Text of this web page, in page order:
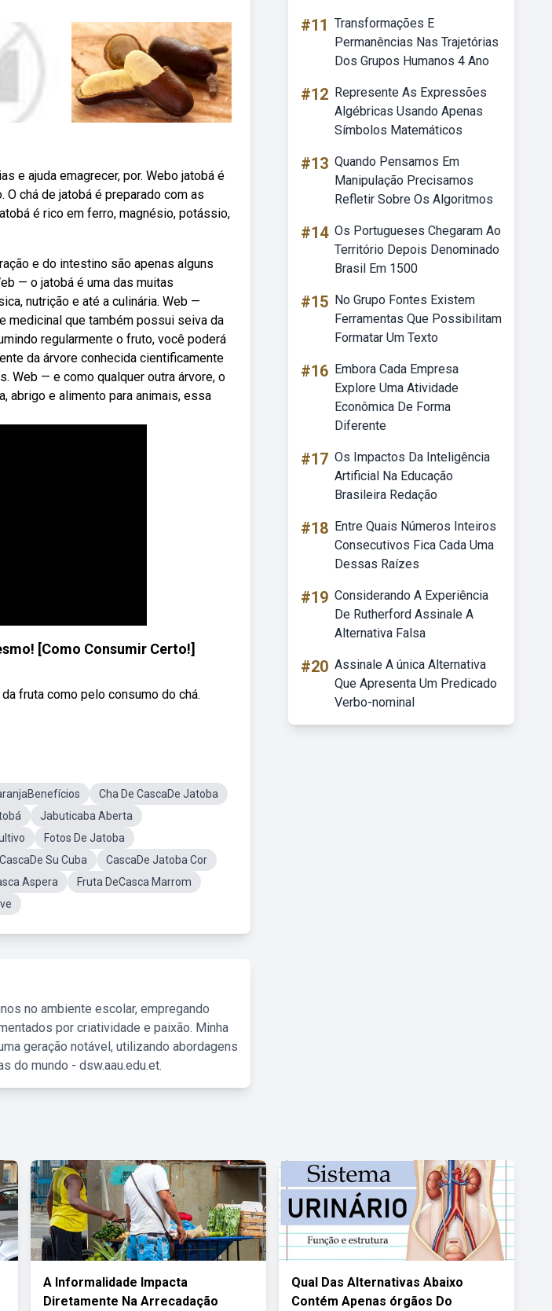
e ajuda emagrecer, por. Webo jatobá é
chá de jatobá é preparado com as
é rico em ferro, magnésio, potássio,
e do intestino são apenas alguns
— o jatobá é uma das muitas
nutrição e até a culinária. Web —
medicinal que também possui seiva da
regularmente o fruto, você poderá
da árvore conhecida cientificamente
Web — e como qualquer outra árvore, o
abrigo e alimento para animais, essa
[Como Consumir Certo!]
fruta como pelo consumo do chá.
Cha De CascaDe Jatoba
Jabuticaba Aberta
Fotos De Jatoba
CascaDe Su Cuba
CascaDe Jatoba Cor
Aspera
Fruta DeCasca Marrom
no ambiente escolar, empregando
por criatividade e paixão. Minha
geração notável, utilizando abordagens
do mundo - dsw.aau.edu.et.
#11 Transformações E
Permanências Nas Trajetórias
Dos Grupos Humanos 4 Ano
#12 Represente As Expressões
Algébricas Usando Apenas
Símbolos Matemáticos
#13 Quando Pensamos Em
Manipulação Precisamos
Refletir Sobre Os Algoritmos
#14 Os Portugueses Chegaram Ao
Território Depois Denominado
Brasil Em 1500
#15 No Grupo Fontes Existem
Ferramentas Que Possibilitam
Formatar Um Texto
#16 Embora Cada Empresa
Explore Uma Atividade
Econômica De Forma
Diferente
#17 Os Impactos Da Inteligência
Artificial Na Educação
Brasileira Redação
#18 Entre Quais Números Inteiros
Consecutivos Fica Cada Uma
Dessas Raízes
#19 Considerando A Experiência
De Rutherford Assinale A
Alternativa Falsa
#20 Assinale A única Alternativa
Que Apresenta Um Predicado
Verbo-nominal
A Informalidade Impacta
Diretamente Na Arrecadação
Qual Das Alternativas Abaixo
Contém Apenas órgãos Do